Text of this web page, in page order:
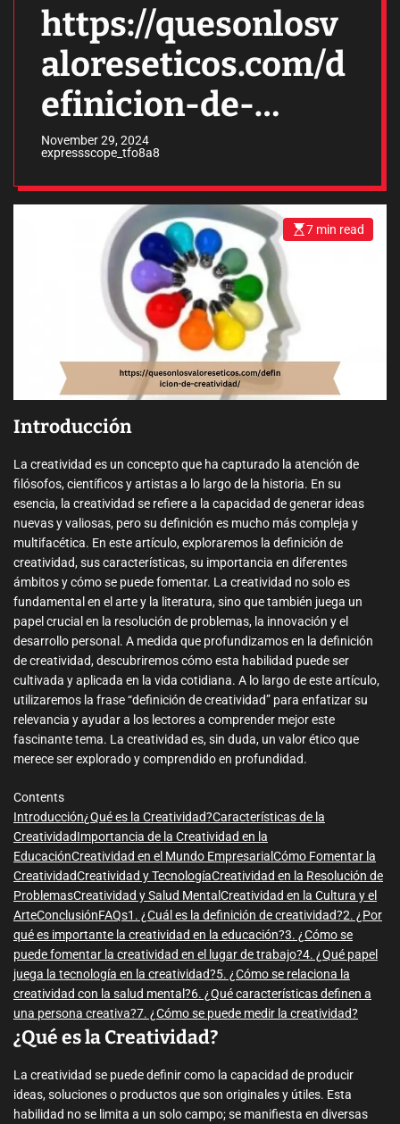
https://quesonlosv
aloreseticos.com/d
efinicion-de-
creatividad/
November 29, 2024
expressscope_tfo8a8
E
e
d
t
7 min read
Introducción
La creatividad es un concepto que ha capturado la atención de
filósofos, científicos y artistas a lo largo de la historia. En su
esencia, la creatividad se refiere a la capacidad de generar ideas
nuevas y valiosas, pero su definición es mucho más compleja y
multifacética. En este artículo, exploraremos la definición de
creatividad, sus características, su importancia en diferentes
ámbitos y cómo se puede fomentar. La creatividad no solo es
fundamental en el arte y la literatura, sino que también juega un
papel crucial en la resolución de problemas, la innovación y el
desarrollo personal. A medida que profundizamos en la definición
de creatividad, descubriremos cómo esta habilidad puede ser
cultivada y aplicada en la vida cotidiana. A lo largo de este artículo,
utilizaremos la frase “definición de creatividad” para enfatizar su
relevancia y ayudar a los lectores a comprender mejor este
fascinante tema. La creatividad es, sin duda, un valor ético que
merece ser explorado y comprendido en profundidad.
Contents
Introducción¿Qué es la Creatividad?Características de la
CreatividadImportancia de la Creatividad en la
EducaciónCreatividad en el Mundo Empresarial Cómo Fomentar la
CreatividadCreatividad y TecnologíaCreatividad en la Resolución de
ProblemasCreatividad y Salud Mental Creatividad en la Cultura y el
ArteConclusiónFAQs1. ¿Cuál es la definición de creatividad?2. ¿Por
qué es importante la creatividad en la educación?3. ¿Cómo se
puede fomentar la creatividad en el lugar de trabajo?4. ¿Qué papel
juega la tecnología en la creatividad?5. ¿Cómo se relaciona la
creatividad con la salud mental?6. ¿Qué características definen a
una persona creativa?7. ¿Cómo se puede medir la creatividad?
¿Qué es la Creatividad?
La creatividad se puede definir como la capacidad de producir
ideas, soluciones o productos que son originales y útiles. Esta
habilidad no se limita a un solo campo; se manifiesta en diversas